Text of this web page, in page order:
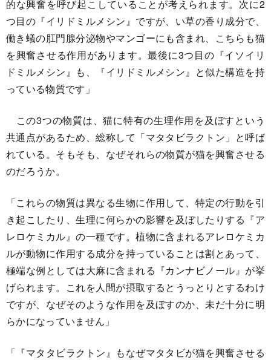
的な興奮を呼び起こしていることが考えられます。次に2
つ目の『イリドミルメシン』ですが、い草の香り成分で、
働き蟻の肛門腺分泌物やマンゴーにも含まれ、こちらも猫
を興奮させる作用があります。最後に3つ目の『イソイリ
ドミルメシン』も、『イリドミルメシン』と似た構造を持
っている物質です」
この3つの物質は、猫に特有の生理作用を及ぼすという
共通点があるため、総称して「マタタビラクトン」と呼ば
れている。そもそも、なぜそれらの物質が猫を興奮させる
のだろうか。
「これらの物質は異なる生物に作用して、特定の行動を引
き起こしたり、生理に何らかの影響を及ぼしたりする『ア
レロケミカル』の一種です。植物に含まれるアレロケミカ
ルが動物に作用する成分を持っていることは割とあって、
極端な例としては大麻に含まれる『カンナビノール』が挙
げられます。これを人間が摂取するとうっとりとするわけ
ですが、なぜそのような作用を及ぼすのか、未だ十分に明
らかになっていません」
「『マタタビラクトン』もなぜマタタビが猫を興奮させる